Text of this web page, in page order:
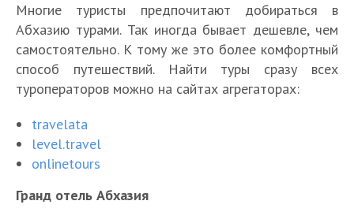
Многие туристы предпочитают добираться в
Абхазию турами. Так иногда бывает дешевле, чем
самостоятельно. К тому же это более комфортный
способ путешествий. Найти туры сразу всех
туроператоров можно на сайтах агрегаторах:
travelata
level.travel
onlinetours
Гранд отель Абхазия